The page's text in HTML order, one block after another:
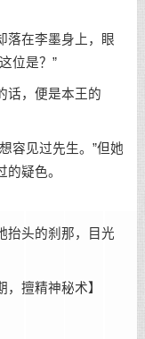
在李墨身上，眼
位是？”
，便是本王的
见过先生。”但她
疑色。
头的刹那，目光
擅精神秘术】